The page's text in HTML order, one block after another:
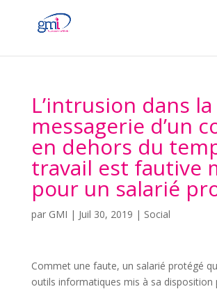
L’intrusion dans la
messagerie d’un
en dehors du
travail est fautive
pour un salarié
par GMI | Juil 30, 2019 | Social
Commet une faute, un salarié protégé
outils informatiques mis à sa disposition